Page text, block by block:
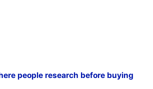
people research before buying